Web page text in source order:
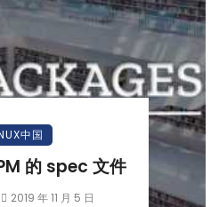
中国
的 spec 文件
2019 年 11 月 5 日